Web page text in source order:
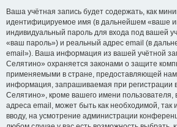
Ваша учётная запись будет содержать, как
идентифицируемое имя (в дальнейшем «ваше
индивидуальный пароль для входа под вашей
«ваш пароль») и реальный адрес email (в
email»). Ваша информация из вашей учётной
Селятино» охраняется законами о защите
применяемыми в стране, предоставляющей нам
информация, запрашиваемая при регистрации
Селятино», кроме вашего имени пользователя,
адреса email, может быть как необходимой, так
вводу, на усмотрение администрации